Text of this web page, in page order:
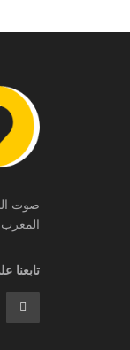
صوت
تابعنا